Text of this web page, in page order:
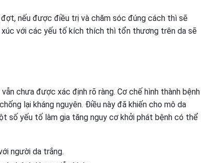
nếu được điều trị và chăm sóc đúng cách thì sẽ
xúc với các yếu tố kích thích thì tổn thương trên da sẽ
chưa được xác định rõ ràng. Cơ chế hình thành bệnh
lại kháng nguyên. Điều này đã khiến cho mô da
số yếu tố làm gia tăng nguy cơ khởi phát bệnh có thể
người da trắng.